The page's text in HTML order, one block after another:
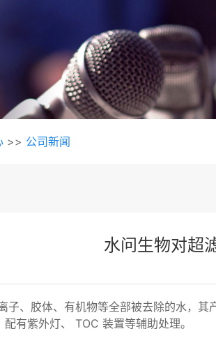
>> 公司新闻
水问生物对超
子、胶体、有机物等全部被去除的水，
有紫外灯、 TOC 装置等辅助处理。